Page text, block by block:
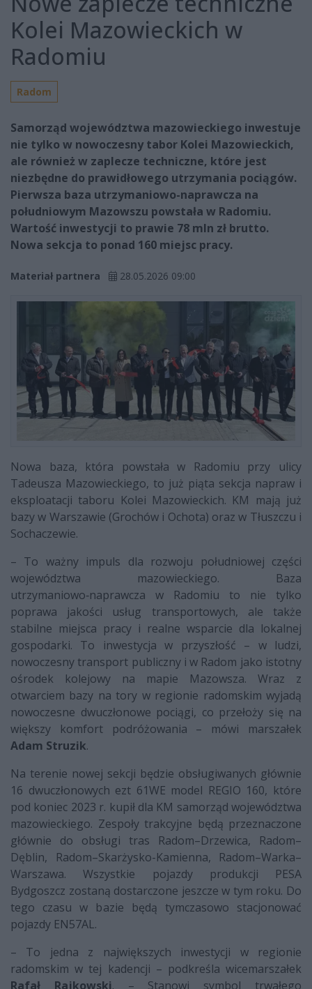
Kolei Mazowieckich w
Radomiu
Radom
Samorząd województwa mazowieckiego inwestuje
nie tylko w nowoczesny tabor Kolei Mazowieckich,
ale również w zaplecze techniczne, które jest
niezbędne do prawidłowego utrzymania pociągów.
Pierwsza baza utrzymaniowo-naprawcza na
południowym Mazowszu powstała w Radomiu.
Wartość inwestycji to prawie 78 mln zł brutto.
Nowa sekcja to ponad 160 miejsc pracy.
Materiał partnera 28.05.2026 09:00
Nowa baza, która powstała w Radomiu przy ulicy
Tadeusza Mazowieckiego, to już piąta sekcja napraw i
eksploatacji taboru Kolei Mazowieckich. KM mają już
bazy w Warszawie (Grochów i Ochota) oraz w Tłuszczu i
Sochaczewie.
– To ważny impuls dla rozwoju południowej części
województwa mazowieckiego. Baza
utrzymaniowo‑naprawcza w Radomiu to nie tylko
poprawa jakości usług transportowych, ale także
stabilne miejsca pracy i realne wsparcie dla lokalnej
gospodarki. To inwestycja w przyszłość – w ludzi,
nowoczesny transport publiczny i w Radom jako istotny
ośrodek kolejowy na mapie Mazowsza. Wraz z
otwarciem bazy na tory w regionie radomskim wyjadą
nowoczesne dwuczłonowe pociągi, co przełoży się na
większy komfort podróżowania – mówi marszałek
Adam Struzik.
Na terenie nowej sekcji będzie obsługiwanych głównie
16 dwuczłonowych ezt 61WE model REGIO 160, które
pod koniec 2023 r. kupił dla KM samorząd województwa
mazowieckiego. Zespoły trakcyjne będą przeznaczone
głównie do obsługi tras Radom–Drzewica, Radom–
Dęblin, Radom–Skarżysko-Kamienna, Radom–Warka–
Warszawa. Wszystkie pojazdy produkcji PESA
Bydgoszcz zostaną dostarczone jeszcze w tym roku. Do
tego czasu w bazie będą tymczasowo stacjonować
pojazdy EN57AL.
– To jedna z największych inwestycji w regionie
radomskim w tej kadencji – podkreśla wicemarszałek
Rafał Rajkowski. – Stanowi symbol trwałego